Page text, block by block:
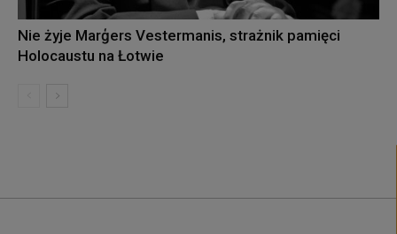
Nie żyje Marģers Vestermanis, strażnik pamięci
Holocaustu na Łotwie